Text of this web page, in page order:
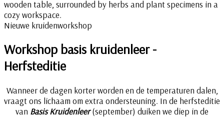
Nieuwe kruidenworkshop
Workshop basis kruidenleer -
Herfsteditie
Wanneer de dagen korter worden en de temperaturen dalen,
vraagt ons lichaam om extra ondersteuning. In de herfsteditie
van Basis Kruidenleer(september) duiken we diep in de